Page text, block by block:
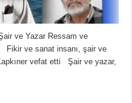
ve Yazar Ressam ve
Fikir ve sanat insanı, şair ve
vefat etti Şair ve yazar,